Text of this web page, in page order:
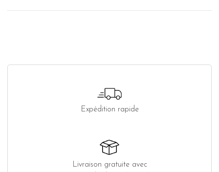
Expédition rapide
Livraison gratuite avec